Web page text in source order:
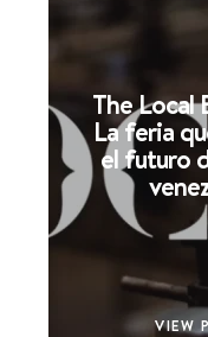
The Local
La feria
el futuro
VIEW